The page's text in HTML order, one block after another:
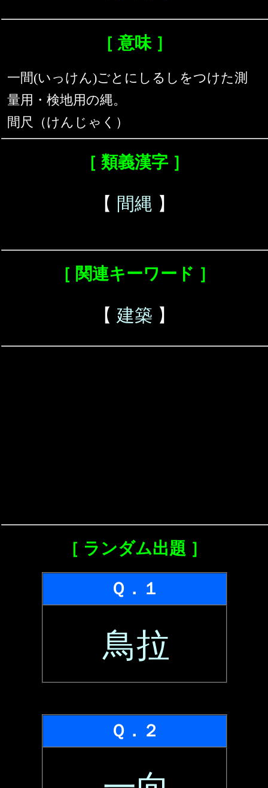
［ 意味 ］
一間(いっけん)ごとにしるしをつけた測
量用・検地用の縄。
間尺（けんじゃく）
［ 類義漢字 ］
【 間縄 】
［ 関連キーワード ］
【 建築 】
［ ランダム出題 ］
Ｑ．１
鳥拉
Ｑ．２